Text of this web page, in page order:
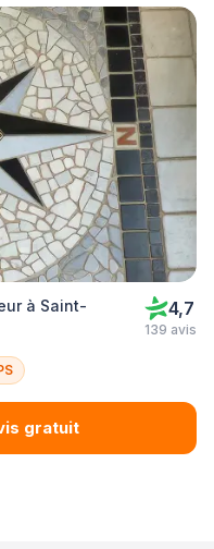
à Saint-
4,7
139 avis
gratuit